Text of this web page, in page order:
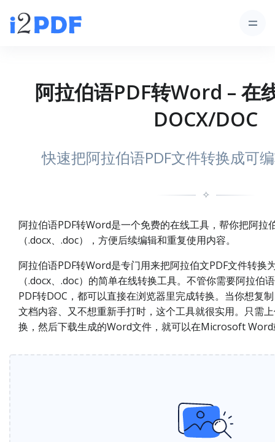
阿拉伯语PDF转Word – 在
DOCX/DOC
快速把阿拉伯语PDF文件转换成可
✧
阿拉伯语PDF转Word是一个免费的在线工具，帮你把阿拉
（.docx、.doc），方便后续编辑和重复使用内容。
阿拉伯语PDF转Word是专门用来把阿拉伯文PDF文件转换
（.docx、.doc）的简单在线转换工具。不管你需要阿拉伯
PDF转DOC，都可以直接在浏览器里完成转换。当你想复
文档内容、又不想重新手打时，这个工具就很实用。只需
换，然后下载生成的Word文件，就可以在Microsoft